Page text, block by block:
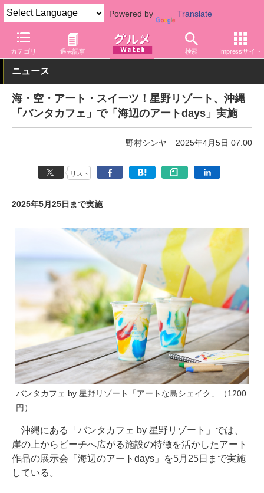
Powered by Translate
カテゴリ 過去記事 検索 Impressサイト
グルメ Watch 地域
ニュース
海・空・アート・スイーツ！星野リゾート、沖縄
「バンタカフェ」で「海辺のアートdays」実施
野村シンヤ 2025年4月5日 07:00
リスト
2025年5月25日まで実施
バンタカフェ by 星野リゾート「アートな島シェイク」（1200
円）
沖縄にある「バンタカフェ by 星野リゾート」では、
崖の上からビーチへ広がる施設の特徴を活かしたアート
作品の展示会「海辺のアートdays」を5月25日まで実施
している。